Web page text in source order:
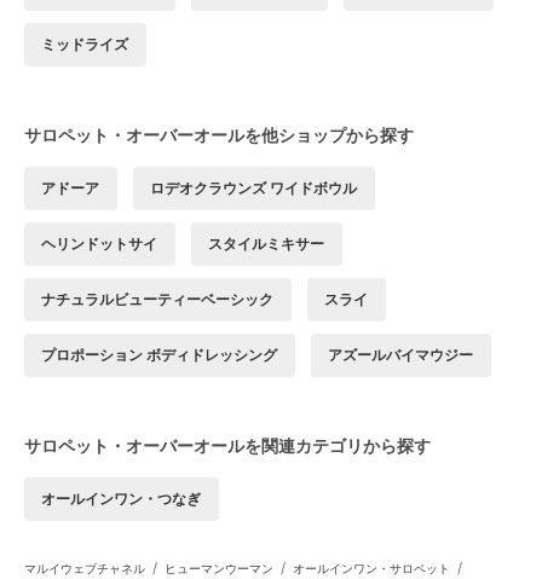
ミッドライズ
サロペット・オーバーオールを他ショップから探す
アドーア ロデオクラウンズ ワイドボウル
ヘリンドットサイ スタイルミキサー
ナチュラルビューティーベーシック スライ
プロポーション ボディドレッシング アズールバイマウジー
サロペット・オーバーオールを関連カテゴリから探す
オールインワン・つなぎ
マルイウェブチャネル / ヒューマンウーマン / オールインワン・サロペット /